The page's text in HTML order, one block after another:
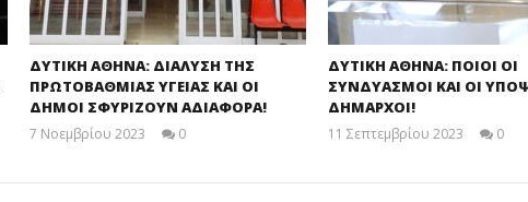
ΔΥΤΙΚΗ ΑΘΗΝΑ: ΔΙΑΛΥΣΗ ΤΗΣ
ΠΡΩΤΟΒΑΘΜΙΑΣ ΥΓΕΙΑΣ ΚΑΙ ΟΙ
ΔΗΜΟΙ ΣΦΥΡΙΖΟΥΝ ΑΔΙΑΦΟΡΑ!
7 Νοεμβρίου 2023
0
ΔΥΤΙΚΗ ΑΘΗΝΑ: ΠΟΙΟΙ ΟΙ
ΣΥΝΔΥΑΣΜΟΙ ΚΑΙ ΟΙ
ΔΗΜΑΡΧΟΙ!
11 Σεπτεμβρίου 2023
0